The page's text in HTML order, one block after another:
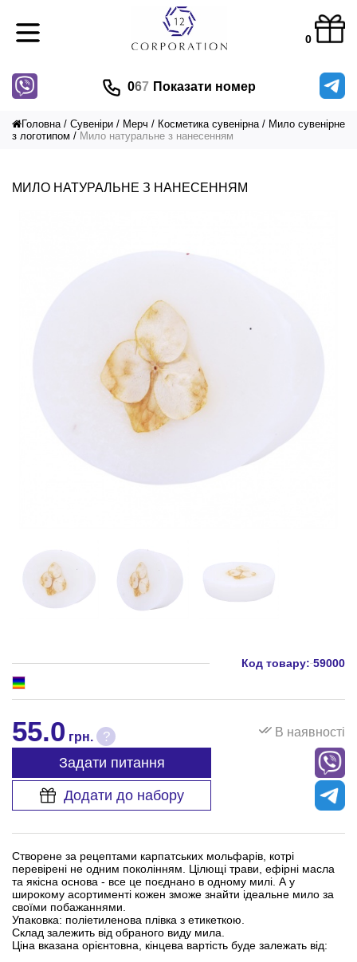
0
067 Показати номер
Головна Сувеніри Мерч Косметика сувенірна
Мило сувенірне
з логотипом
Мило натуральне з нанесенням
МИЛО НАТУРАЛЬНЕ З НАНЕСЕННЯМ
Код товару: 59000
55.0 грн. ? В наявності
Задати питання
Додати до набору
Створене за рецептами карпатських мольфарів, котрі
перевірені не одним поколінням. Цілющі трави, ефірні масла
та якісна основа - все це поєднано в одному милі. А у
широкому асортименті кожен зможе знайти ідеальне мило за
своїми побажаннями.
Упаковка: поліетиленова плівка з етикеткою.
Склад залежить від обраного виду мила.
Ціна вказана орієнтовна, кінцева вартість буде залежать від: